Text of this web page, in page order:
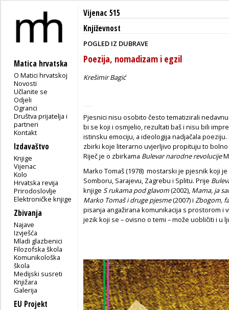
Matica hrvatska
O Matici hrvatskoj
Novosti
Učlanite se
Odjeli
Ogranci
Društva prijatelja i
partneri
Kontakt
Izdavaštvo
Knjige
Vijenac
Kolo
Hrvatska revija
Prirodoslovlje
Elektroničke knjige
Zbivanja
Najave
Izvješća
Mladi glazbenici
Filozofska škola
Komunikološka
škola
Medijski susreti
Knjižara
Galerija
EU Projekt
Vijenac 515
Književnost
POGLED IZ DUBRAVE
Poezija, nomadizam i egzil
Krešimir Bagić
Pjesnici nisu osobito često tematizirali
bi se koji i osmjelio, rezultati baš i nisu bili
istinsku emociju, a ideologija nadjačala
zbirki koje literarno uvjerljivo propituju to
Riječ je o zbirkama Bulevar narodne revolucije
Marko Tomaš (1978) mostarski je pjesnik koji
Somboru, Sarajevu, Zagrebu i Splitu. Prije
knjige S rukama pod glavom(2002), Mama, ja
Marko Tomaš i druge pjesme(2007) i Zbogom,
pisanja angažirana komunikacija s prostorom i
jezik koji se – ovisno o temi – može uobličiti i u